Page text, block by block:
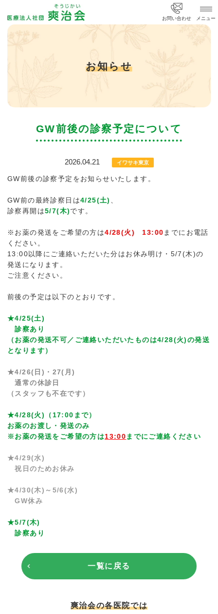
メニュー
お問い合わせ
お知らせ
GW前後の診察予定について
2026.04.21 イワサキ東京
GW前後の診察予定をお知らせいたします。
GW前の最終診察日は4/25(土)
診察再開は5/7(木)です。
※お薬の発送をご希望の方は4/28(火) 13:00 までにお電話
ください。
13:00以降にご連絡いただいた分はお休み明け・5/7(木)の
発送になります。
ご注意ください。
前後の予定は以下のとおりです。
★4/25(土)
診察あり
（お薬の発送不可／ご連絡いただいたものは4/28(火)の発送
となります）
★4/26(日)・ 27(月)
通常の休診日
（スタッフも不在です）
★4/28(火)（17:00まで）
お薬のお渡し・発送のみ
※お薬の発送をご希望の方は13:00 までにご連絡ください
★4/29(水)
祝日のためお休み
★4/30(木)～5/6(水)
GW休み
★5/7(木)
診察あり
一覧に戻る
爽治会の各医院では